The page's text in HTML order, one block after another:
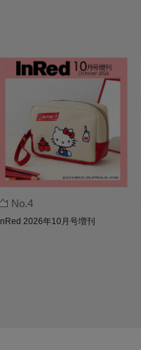
No.4
InRed 2026年10月号増刊